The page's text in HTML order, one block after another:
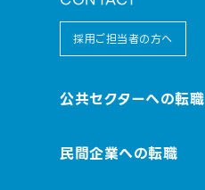
採用ご担当者の方へ
公共セクターへの転職
民間企業への転職